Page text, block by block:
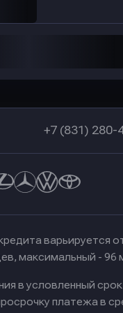
+7 (831) 280-
варьируется
максимальный - 96
в условленный
платежа в